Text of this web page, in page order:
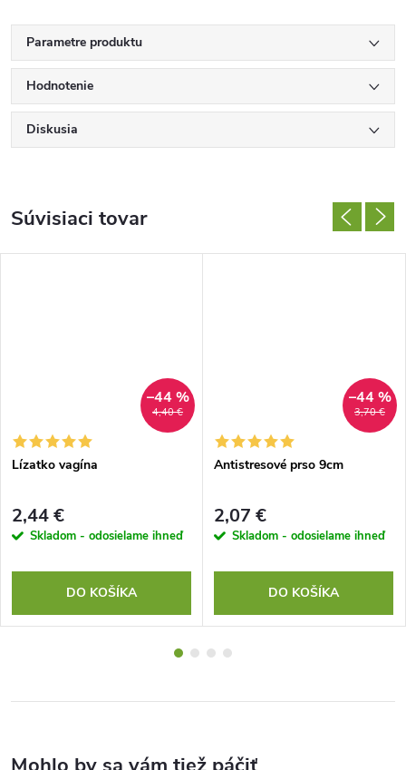
Parametre produktu
Hodnotenie
Diskusia
Súvisiaci tovar
4,40 €
–44 %
Lízatko vagína
2,44 €
Skladom - odosielame ihneď
DO KOŠÍKA
3,70 €
–44 %
Antistresové prso 9cm
2,07 €
Skladom - odosielame ihneď
DO KOŠÍKA